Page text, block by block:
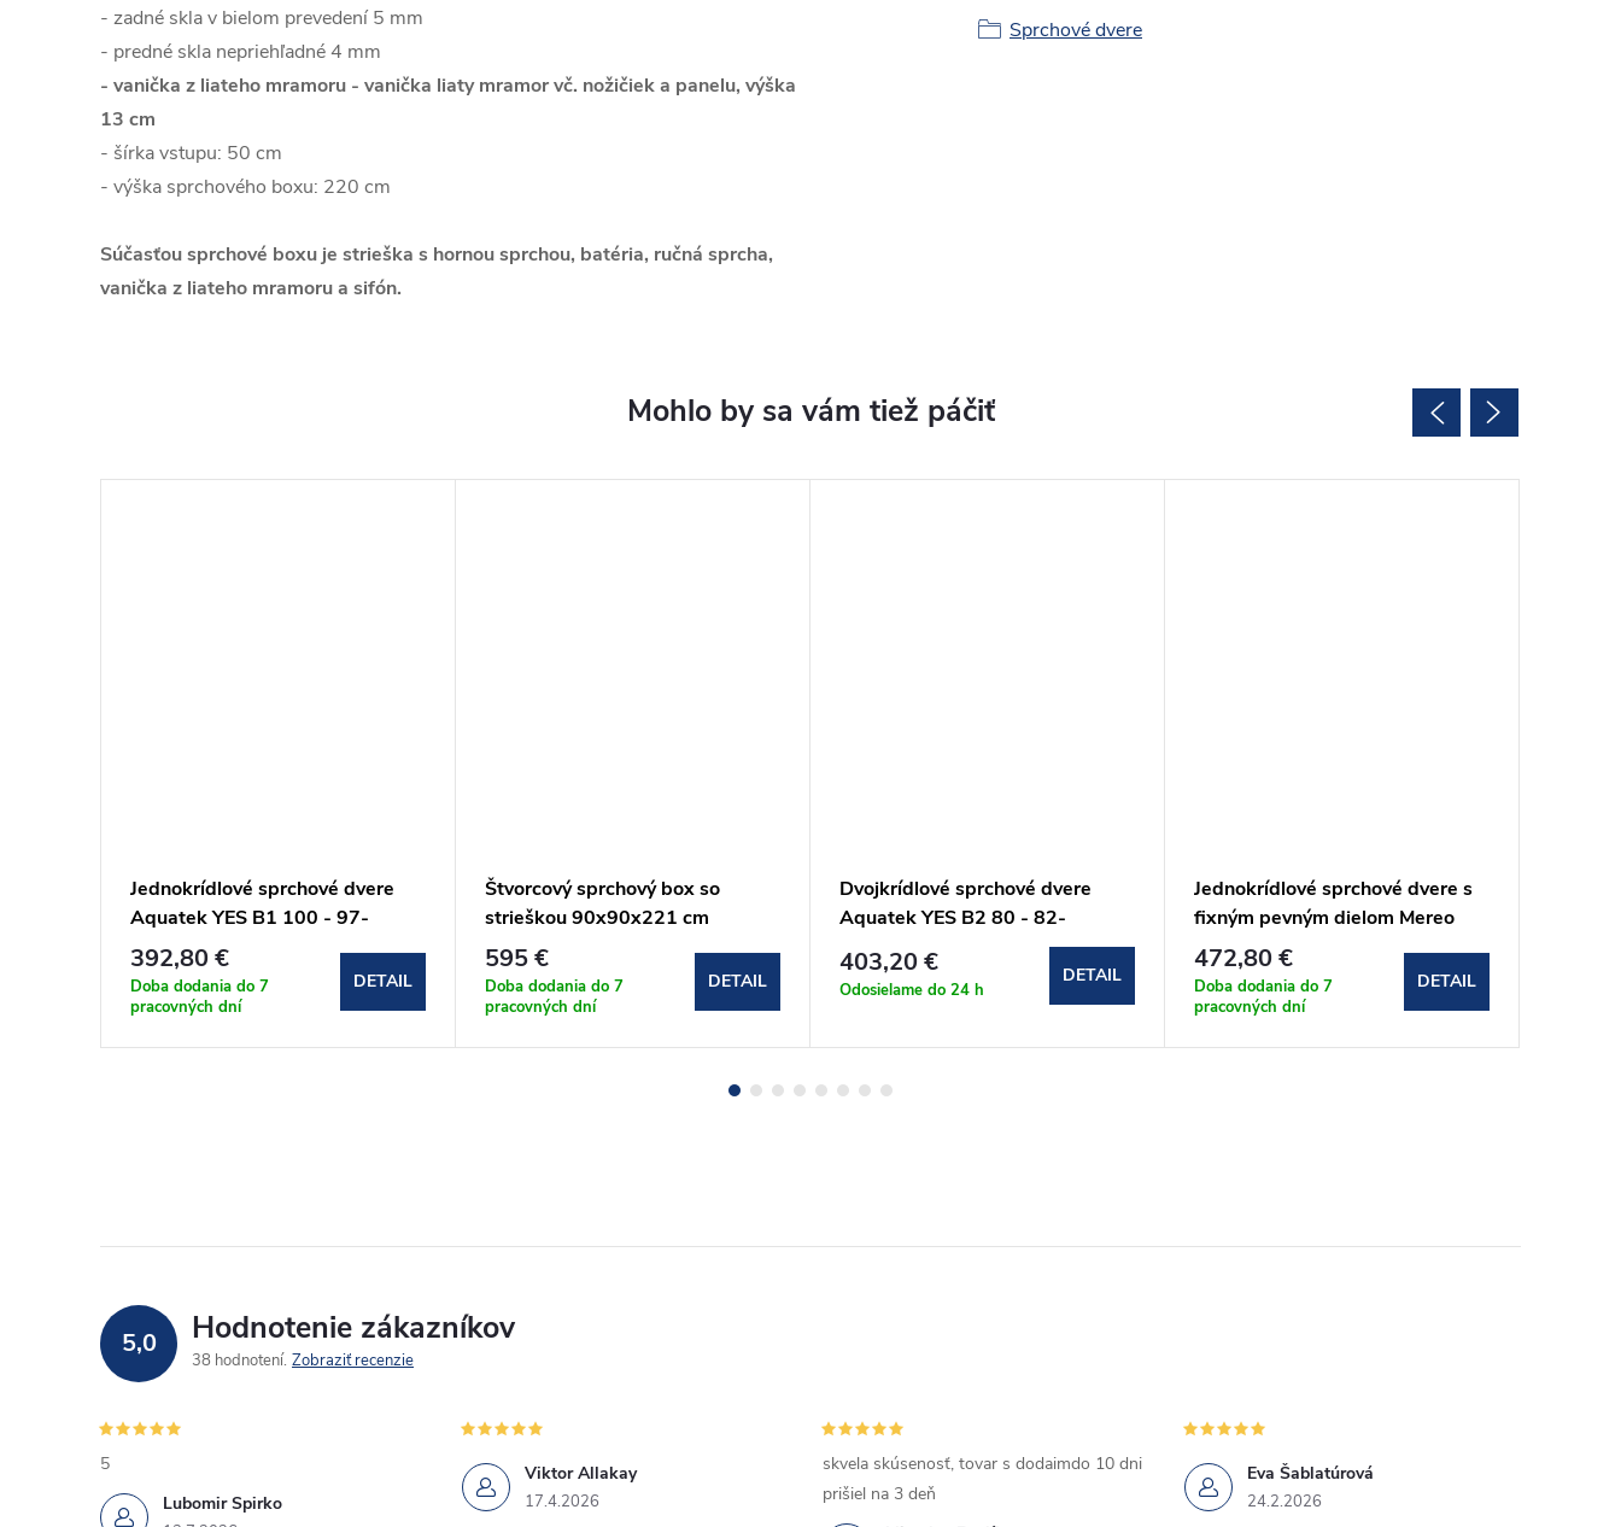
- zadné skla v bielom prevedení 5 mm
- predné skla nepriehľadné 4 mm
- vanička z liateho mramoru - vanička liaty mramor vč. nožičiek a panelu, výška
13 cm
- šírka vstupu: 50 cm
- výška sprchového boxu: 220 cm
Súčasťou sprchové boxu je strieška s hornou sprchou, batéria, ručná sprcha,
vanička z liateho mramoru a sifón.
Sprchové dvere
Jednokrídlové sprchové dvere
Aquatek YES B1 100 - 97-
101x200 cm (YESB19100CH62)
392,80 €
Doba dodania do 7
pracovných dní
DETAIL
Štvorcový sprchový box so
strieškou 90x90x221 cm
(CK34122KBSW)
595 €
Doba dodania do 7
pracovných dní
DETAIL
Dvojkrídlové sprchové dvere
Aquatek YES B2 80 - 82-
86x200 cm
403,20 €
Odosielame do 24 h
DETAIL
Jednokrídlové sprchové dvere s
fixným pevným dielom Mereo
NOVEA 120x200 cm
472,80 €
Doba dodania do 7
pracovných dní
DETAIL
5,0 Hodnotenie zákazníkov
38 hodnotení Zobraziť recenzie
Lubomir Spirko
5 Viktor Allakay
17.4.2026
skvela skúsenosť, tovar s dodaimdo 10 dni
prišiel na 3 deň
Eva Šablatúrová
24.2.2026